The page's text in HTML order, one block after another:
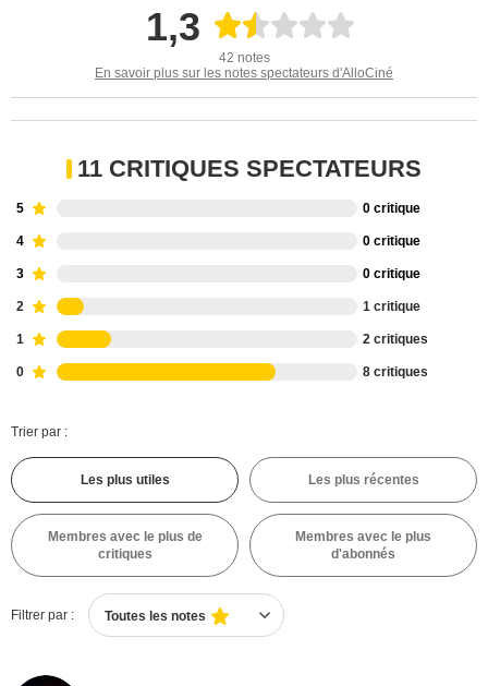
1,3
42 notes
En savoir plus sur les notes spectateurs d'AlloCiné
11 CRITIQUES SPECTATEURS
5 0 critique
4 0 critique
3 0 critique
2 1 critique
1 2 critiques
0 8 critiques
Trier par :
Les plus utiles Les plus récentes
Membres avec le plus de
critiques
Membres avec le plus
d'abonnés
Filtrer par : Toutes les notes